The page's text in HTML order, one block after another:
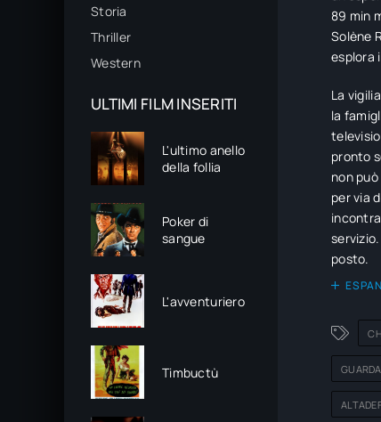
Storia
Thriller
Western
ULTIMI FILM INSERITI
L'ultimo anello
della follia
Poker di
sangue
L'avventuriero
Timbuctù
89 min
Solène
esplora
La
la
pronto
non
per via
posto.